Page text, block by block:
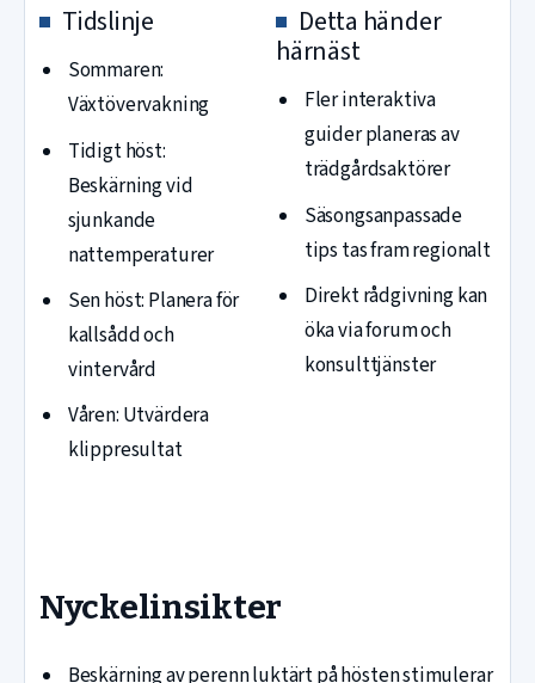
Tidslinje
Sommaren:
Växtövervakning
Tidigt höst:
Beskärning vid
sjunkande
nattemperaturer
Sen höst: Planera för
kallsådd och
vintervård
Våren: Utvärdera
klippresultat
Detta händer
härnäst
Fler interaktiva
guider planeras av
trädgårdsaktörer
Säsongsanpassade
tips tas fram regionalt
Direkt rådgivning kan
öka via forum och
konsulttjänster
Nyckelinsikter
Beskärning av perenn luktärt på hösten stimulerar